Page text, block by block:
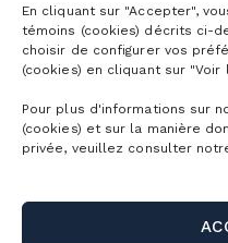
En cliquant sur "Accepter",
témoins (cookies) décrits ci-
choisir de configurer vos
(cookies) en cliquant sur
Pour plus d'informations sur
(cookies) et sur la manière
privée, veuillez consulter